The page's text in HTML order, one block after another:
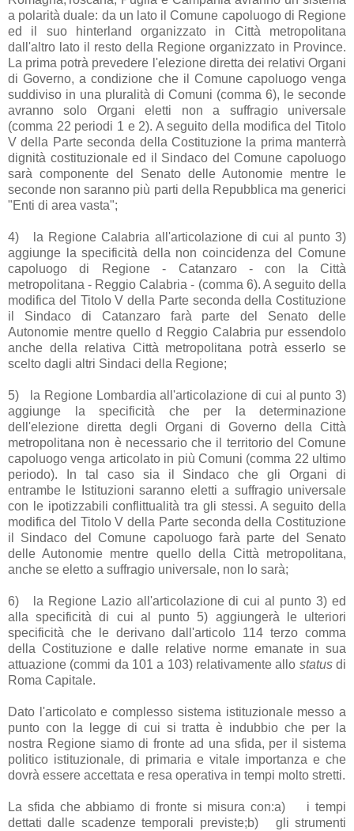
a polarità duale: da un lato il Comune capoluogo di Regione
ed il suo hinterland organizzato in Città metropolitana
dall'altro lato il resto della Regione organizzato in Province.
La prima potrà prevedere l'elezione diretta dei relativi Organi
di Governo, a condizione che il Comune capoluogo venga
suddiviso in una pluralità di Comuni (comma 6), le seconde
avranno solo Organi eletti non a suffragio universale
(comma 22 periodi 1 e 2). A seguito della modifica del Titolo
V della Parte seconda della Costituzione la prima manterrà
dignità costituzionale ed il Sindaco del Comune capoluogo
sarà componente del Senato delle Autonomie mentre le
seconde non saranno più parti della Repubblica ma generici
"Enti di area vasta";
4)
la Regione Calabria all'articolazione di cui al punto 3)
aggiunge la specificità della non coincidenza del Comune
capoluogo di Regione - Catanzaro - con la Città
metropolitana - Reggio Calabria - (comma 6). A seguito della
modifica del Titolo V della Parte seconda della Costituzione
il Sindaco di Catanzaro farà parte del Senato delle
Autonomie mentre quello d Reggio Calabria pur essendolo
anche della relativa Città metropolitana potrà esserlo se
scelto dagli altri Sindaci della Regione;
5)
la Regione Lombardia all'articolazione di cui al punto 3)
aggiunge la specificità che per la determinazione
dell'elezione diretta degli Organi di Governo della Città
metropolitana non è necessario che il territorio del Comune
capoluogo venga articolato in più Comuni (comma 22 ultimo
periodo). In tal caso sia il Sindaco che gli Organi di
entrambe le Istituzioni saranno eletti a suffragio universale
con le ipotizzabili conflittualità tra gli stessi. A seguito della
modifica del Titolo V della Parte seconda della Costituzione
il Sindaco del Comune capoluogo farà parte del Senato
delle Autonomie mentre quello della Città metropolitana,
anche se eletto a suffragio universale, non lo sarà;
6)
la Regione Lazio all'articolazione di cui al punto 3) ed
alla specificità di cui al punto 5) aggiungerà le ulteriori
specificità che le derivano dall'articolo 114 terzo comma
della Costituzione e dalle relative norme emanate in sua
attuazione (commi da 101 a 103) relativamente allo statusdi
Roma Capitale.
Dato l'articolato e complesso sistema istituzionale messo a
punto con la legge di cui si tratta è indubbio che per la
nostra Regione siamo di fronte ad una sfida, per il sistema
politico istituzionale, di primaria e vitale importanza e che
dovrà essere accettata e resa operativa in tempi molto stretti.
La sfida che abbiamo di fronte si misura con:a)
i tempi
dettati dalle scadenze temporali previste;b)
gli strumenti